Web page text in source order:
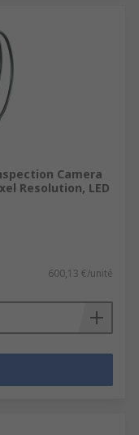
Camera
Resolution, LED
600,13 €/unité